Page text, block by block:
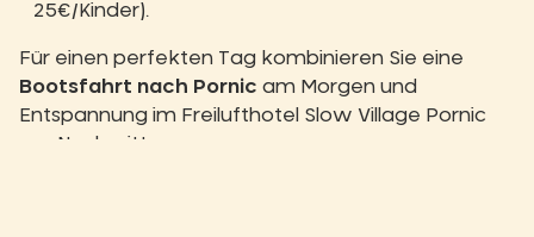
25€/Kinder).
Für einen perfekten Tag kombinieren Sie eine
Bootsfahrt nach Pornic am Morgen und
Entspannung im Freilufthotel Slow Village Pornic
am Nachmittag.